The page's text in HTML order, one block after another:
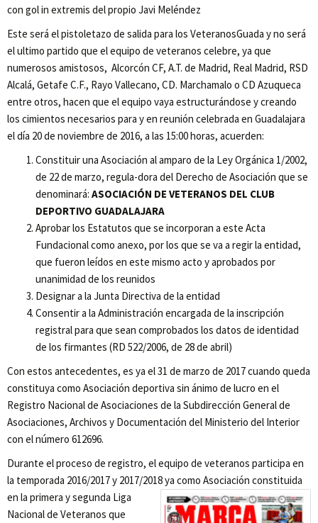
con gol in extremis del propio Javi Meléndez
Este será el pistoletazo de salida para los VeteranosGuada y no será
el ultimo partido que el equipo de veteranos celebre, ya que
numerosos amistosos, Alcorcón CF, A.T. de Madrid, Real Madrid, RSD
Alcalá, Getafe C.F., Rayo Vallecano, CD. Marchamalo o CD Azuqueca
entre otros, hacen que el equipo vaya estructurándose y creando
los cimientos necesarios para y en reunión celebrada en Guadalajara
el día 20 de noviembre de 2016, a las 15:00 horas, acuerden:
Constituir una Asociación al amparo de la Ley Orgánica 1/2002,
de 22 de marzo, regula-dora del Derecho de Asociación que se
denominará: ASOCIACIÓN DE VETERANOS DEL CLUB
DEPORTIVO GUADALAJARA
Aprobar los Estatutos que se incorporan a este Acta
Fundacional como anexo, por los que se va a regir la entidad,
que fueron leídos en este mismo acto y aprobados por
unanimidad de los reunidos
Designar a la Junta Directiva de la entidad
Consentir a la Administración encargada de la inscripción
registral para que sean comprobados los datos de identidad
de los firmantes (RD 522/2006, de 28 de abril)
Con estos antecedentes, es ya el 31 de marzo de 2017 cuando queda
constituya como Asociación deportiva sin ánimo de lucro en el
Registro Nacional de Asociaciones de la Subdirección General de
Asociaciones, Archivos y Documentación del Ministerio del Interior
con el número 612696.
Durante el proceso de registro, el equipo de veteranos participa en
la temporada 2016/2017 y 2017/2018 ya como Asociación constituida
en la primera y segunda Liga
Nacional de Veteranos que